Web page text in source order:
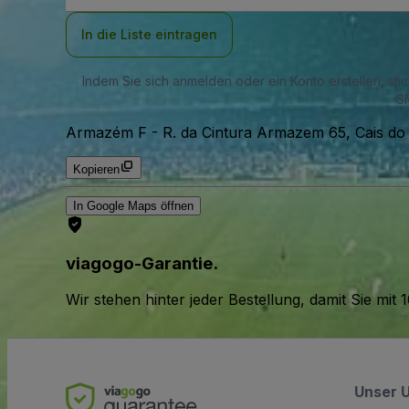
In die Liste eintragen
Indem Sie sich anmelden oder ein Konto erstellen,
Armazém F - R. da Cintura Armazem 65, Cais
Kopieren
In Google Maps öffnen
viagogo-Garantie.
Wir stehen hinter jeder Bestellung, damit Sie
Unser